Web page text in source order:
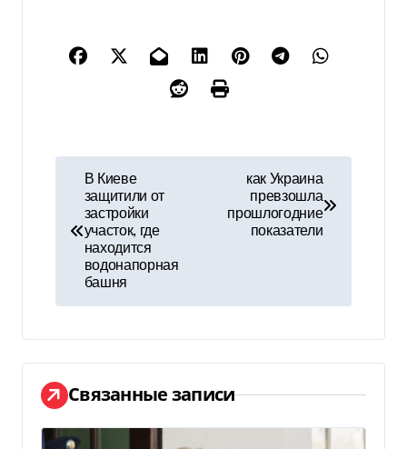
а
ц
и
В Киеве
защитили от
застройки
участок, где
находится
водонапорная
башня
как Украина
превзошла
прошлогодние
показатели
Связанные записи